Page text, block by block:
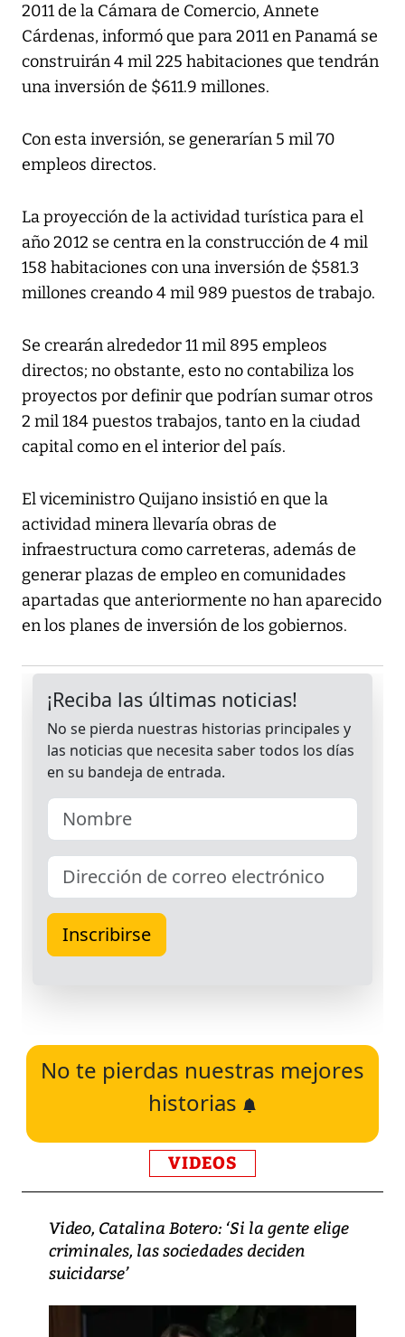
2011 de la Cámara de Comercio, Annete
Cárdenas, informó que para 2011 en Panamá se
construirán 4 mil 225 habitaciones que tendrán
una inversión de $611.9 millones.
Con esta inversión, se generarían 5 mil 70
empleos directos.
La proyección de la actividad turística para el
año 2012 se centra en la construcción de 4 mil
158 habitaciones con una inversión de $581.3
millones creando 4 mil 989 puestos de trabajo.
Se crearán alrededor 11 mil 895 empleos
directos; no obstante, esto no contabiliza los
proyectos por definir que podrían sumar otros
2 mil 184 puestos trabajos, tanto en la ciudad
capital como en el interior del país.
El viceministro Quijano insistió en que la
actividad minera llevaría obras de
infraestructura como carreteras, además de
generar plazas de empleo en comunidades
apartadas que anteriormente no han aparecido
en los planes de inversión de los gobiernos.
No te pierdas nuestras mejores
historias
VIDEOS
Video, Catalina Botero: ‘Si la gente elige
criminales, las sociedades deciden
suicidarse’